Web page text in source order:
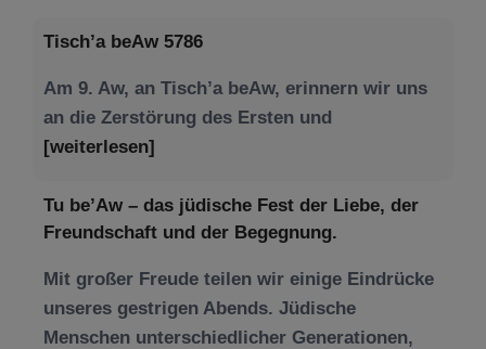
Tisch’a beAw 5786
Am 9. Aw, an Tisch’a beAw, erinnern wir uns
an die Zerstörung des Ersten und
[weiterlesen]
Tu be’Aw – das jüdische Fest der Liebe, der
Freundschaft und der Begegnung.
Mit großer Freude teilen wir einige Eindrücke
unseres gestrigen Abends. Jüdische
Menschen unterschiedlicher Generationen,